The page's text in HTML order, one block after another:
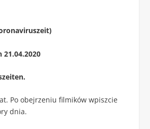
21.04.2020
Po obejrzeniu filmików wpiszcie
dnia.